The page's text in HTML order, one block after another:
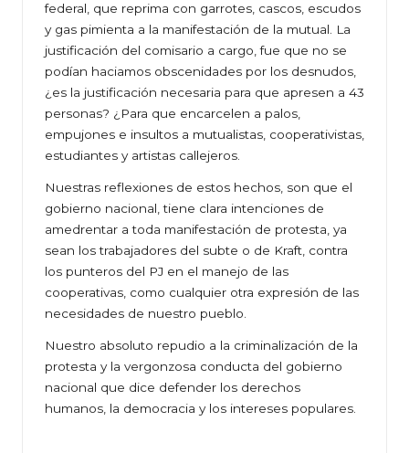
federal, que reprima con garrotes, cascos, escudos
y gas pimienta a la manifestación de la mutual. La
justificación del comisario a cargo, fue que no se
podían haciamos obscenidades por los desnudos,
¿es la justificación necesaria para que apresen a 43
personas? ¿Para que encarcelen a palos,
empujones e insultos a mutualistas, cooperativistas,
estudiantes y artistas callejeros.
Nuestras reflexiones de estos hechos, son que el
gobierno nacional, tiene clara intenciones de
amedrentar a toda manifestación de protesta, ya
sean los trabajadores del subte o de Kraft, contra
los punteros del PJ en el manejo de las
cooperativas, como cualquier otra expresión de las
necesidades de nuestro pueblo.
Nuestro absoluto repudio a la criminalización de la
protesta y la vergonzosa conducta del gobierno
nacional que dice defender los derechos
humanos, la democracia y los intereses populares.